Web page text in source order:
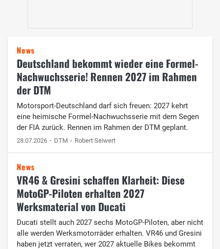
News
Deutschland bekommt wieder eine Formel-
Nachwuchsserie! Rennen 2027 im Rahmen
der DTM
Motorsport-Deutschland darf sich freuen: 2027 kehrt
eine heimische Formel-Nachwuchsserie mit dem Segen
der FIA zurück. Rennen im Rahmen der DTM geplant.
28.07.2026 DTM Robert Seiwert
News
VR46 & Gresini schaffen Klarheit: Diese
MotoGP-Piloten erhalten 2027
Werksmaterial von Ducati
Ducati stellt auch 2027 sechs MotoGP-Piloten, aber nicht
alle werden Werksmotorräder erhalten. VR46 und Gresini
haben jetzt verraten, wer 2027 aktuelle Bikes bekommt